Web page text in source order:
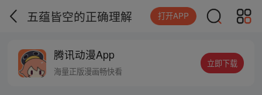
五蕴皆空的正确理解 打开APP
腾讯动漫App
海量正版漫画畅快看
立即下载